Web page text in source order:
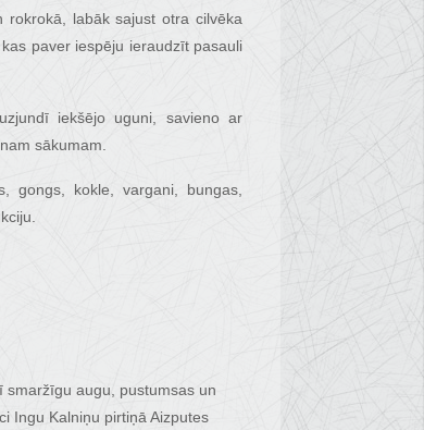
rokrokā, labāk sajust otra cilvēka
paver iespēju ieraudzīt pasauli
iekšējo uguni, savieno ar
sākumam.
gongs, kokle, vargani, bungas,
smaržīgu augu, pustumsas un
Ingu Kalniņu pirtiņā Aizputes